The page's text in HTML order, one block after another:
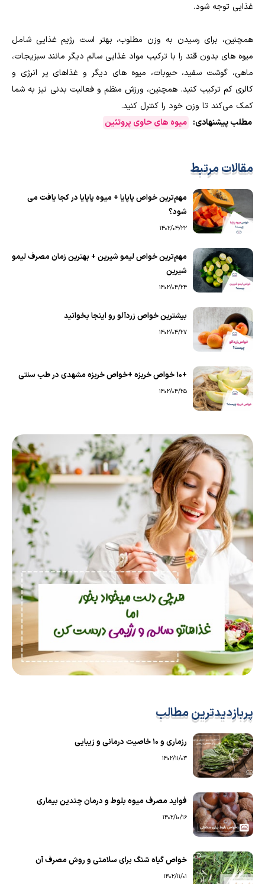
غذایی توجه شود.
همچنین، برای رسیدن به وزن مطلوب، بهتر است رژیم غذایی شامل
میوه های بدون قند را با ترکیب مواد غذایی سالم دیگر مانند سبزیجات،
ماهی، گوشت سفید، حبوبات، میوه های دیگر و غذاهای پر انرژی و
کالری کم ترکیب کنید. همچنین، ورزش منظم و فعالیت بدنی نیز به شما
کمک می‌کند تا وزن خود را کنترل کنید.
مطلب پیشنهادی: میوه های حاوی پروتئین
مقالات مرتبط
مهم‌ترین خواص پاپایا + میوه پاپایا در کجا یافت می
شود؟
1402/04/22
مهم‌ترین خواص لیمو شیرین + بهترین زمان مصرف لیمو
شیرین
1402/04/24
بیشترین خواص زردآلو رو اینجا بخوانید
1402/04/27
+10 خواص خربزه +خواص خربزه مشهدی در طب سنتی
1402/04/25
پربازدیدترین مطالب
رزماری و ۱۰ خاصیت درمانی و زیبایی
1402/11/03
فواید مصرف میوه بلوط و درمان چندین بیماری
1402/10/16
خواص گیاه شنگ برای سلامتی و روش مصرف آن
1402/11/01